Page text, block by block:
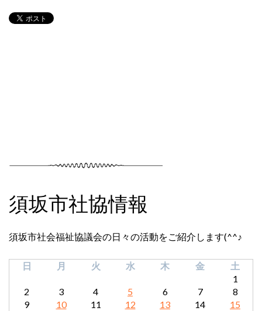
須坂市社協情報
須坂市社会福祉協議会の日々の活動をご紹介します(^^♪
日 月 火 水 木 金
土
1
2
3 4 5 6 7
8
9
10 11 12 13 14
15